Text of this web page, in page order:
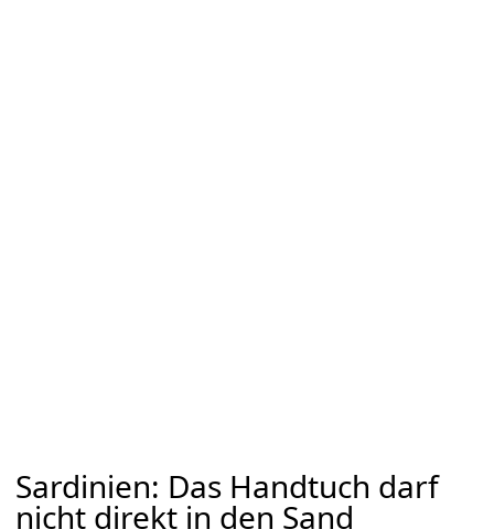
Sardinien: Das Handtuch darf
nicht direkt in den Sand